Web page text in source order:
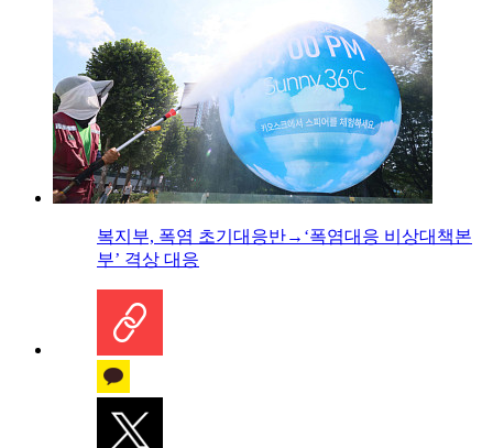
복지부, 폭염 초기대응반→‘폭염대응 비상대책본
부’ 격상 대응